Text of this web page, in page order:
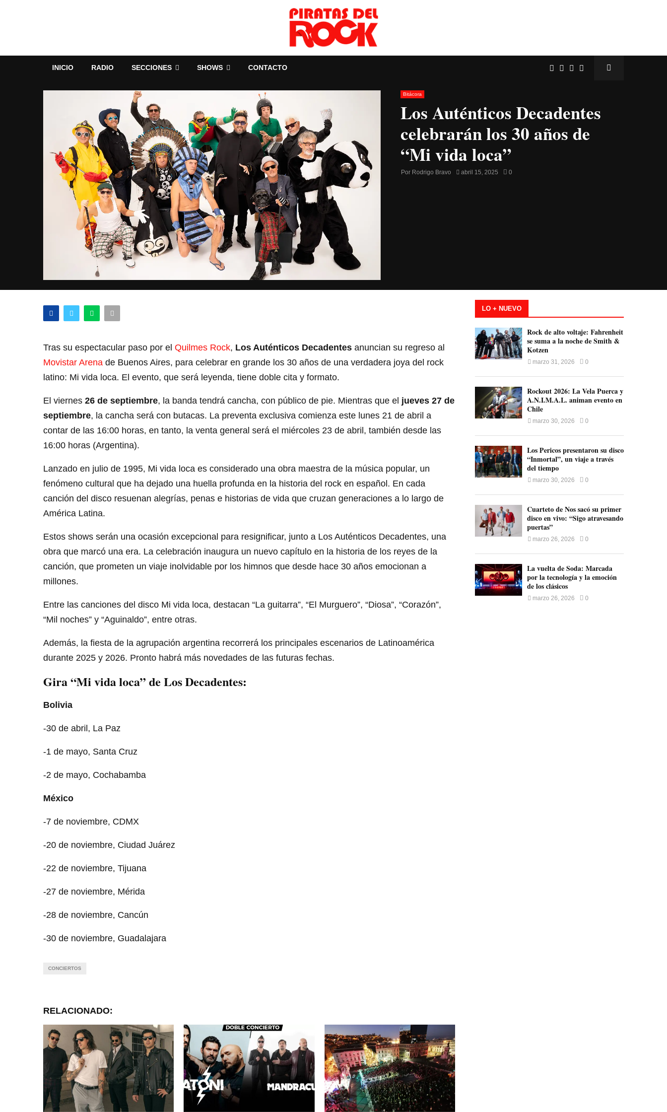
INICIO RADIO SECCIONES SHOWS CONTACTO
Bitácora
Los Auténticos Decadentes
celebrarán los 30 años de
“Mi vida loca”
Por Rodrigo Bravo abril 15, 2025 0
Tras su espectacular paso por el Quilmes Rock, Los Auténticos Decadentes anuncian su regreso al
Movistar Arena de Buenos Aires, para celebrar en grande los 30 años de una verdadera joya del rock
latino: Mi vida loca. El evento, que será leyenda, tiene doble cita y formato.
El viernes 26 de septiembre, la banda tendrá cancha, con público de pie. Mientras que el jueves 27 de
septiembre, la cancha será con butacas. La preventa exclusiva comienza este lunes 21 de abril a
contar de las 16:00 horas, en tanto, la venta general será el miércoles 23 de abril, también desde las
16:00 horas (Argentina).
Lanzado en julio de 1995, Mi vida loca es considerado una obra maestra de la música popular, un
fenómeno cultural que ha dejado una huella profunda en la historia del rock en español. En cada
canción del disco resuenan alegrías, penas e historias de vida que cruzan generaciones a lo largo de
América Latina.
Estos shows serán una ocasión excepcional para resignificar, junto a Los Auténticos Decadentes, una
obra que marcó una era. La celebración inaugura un nuevo capítulo en la historia de los reyes de la
canción, que prometen un viaje inolvidable por los himnos que desde hace 30 años emocionan a
millones.
Entre las canciones del disco Mi vida loca, destacan “La guitarra”, “El Murguero”, “Diosa”, “Corazón”,
“Mil noches” y “Aguinaldo”, entre otras.
Además, la fiesta de la agrupación argentina recorrerá los principales escenarios de Latinoamérica
durante 2025 y 2026. Pronto habrá más novedades de las futuras fechas.
Gira “Mi vida loca” de Los Decadentes:
Bolivia
-30 de abril, La Paz
-1 de mayo, Santa Cruz
-2 de mayo, Cochabamba
México
-7 de noviembre, CDMX
-20 de noviembre, Ciudad Juárez
-22 de noviembre, Tijuana
-27 de noviembre, Mérida
-28 de noviembre, Cancún
-30 de noviembre, Guadalajara
CONCIERTOS
RELACIONADO:
LO + NUEVO
Rock de alto voltaje: Fahrenheit
se suma a la noche de Smith &
Kotzen
marzo 31, 2026 0
Rockout 2026: La Vela Puerca y
A.N.I.M.A.L. animan evento en
Chile
marzo 30, 2026 0
Los Pericos presentaron su disco
“Inmortal”, un viaje a través
del tiempo
marzo 30, 2026 0
Cuarteto de Nos sacó su primer
disco en vivo: “Sigo atravesando
puertas”
marzo 26, 2026 0
La vuelta de Soda: Marcada
por la tecnología y la emoción
de los clásicos
marzo 26, 2026 0